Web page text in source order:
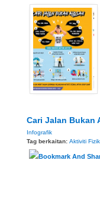
Cari Jalan Bukan
Infografik
Tag berkaitan: Aktiviti